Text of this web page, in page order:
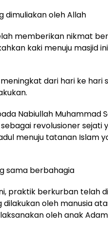
dimuliakan oleh Allah
memberikan nikmat
kaki menuju masjid
dari hari ke hari
Nabiullah Muhammad
revolusioner
menuju tatanan Islam
sama berbahagia
praktik berkurban telah
oleh manusia
oleh anak